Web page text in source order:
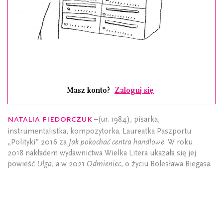
Masz konto? Zaloguj się
Natalia Fiedorczuk –(ur. 1984), pisarka,
instrumentalistka, kompozytorka. Laureatka Paszportu
„Polityki” 2016 za Jak pokochać centra handlowe. W roku
2018 nakładem wydawnictwa Wielka Litera ukazała się jej
powieść Ulga, a w 2021 Odmieniec, o życiu Bolesława Biegasa.